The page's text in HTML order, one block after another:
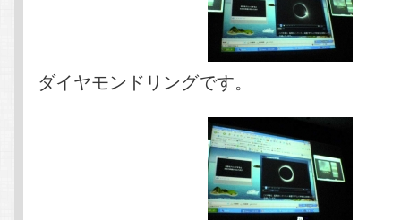
ダイヤモンドリングです。